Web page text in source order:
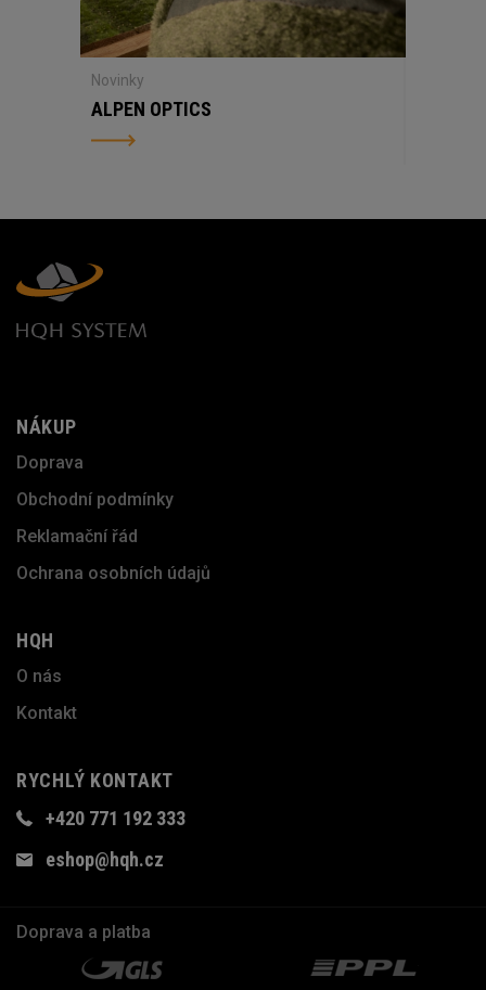
Novinky
ALPEN OPTICS
NÁKUP
Doprava
Obchodní podmínky
Reklamační řád
Ochrana osobních údajů
HQH
O nás
Kontakt
RYCHLÝ KONTAKT
+420 771 192 333
eshop@hqh.cz
Doprava a platba